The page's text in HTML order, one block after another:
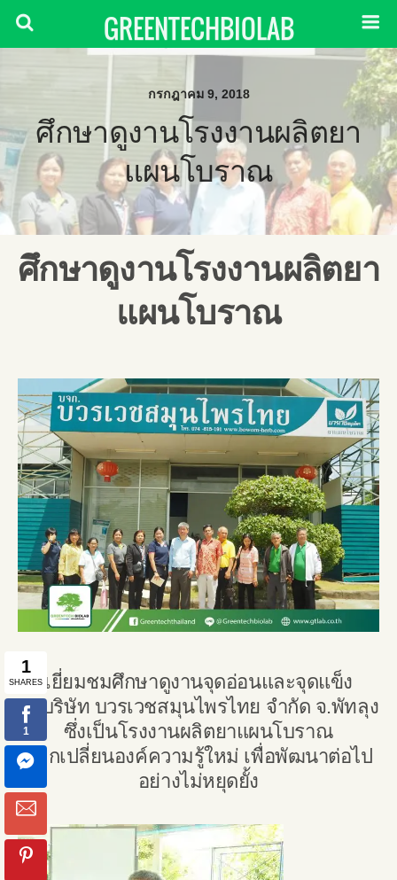
GREENTECHBIOLAB
กรกฎาคม 9, 2018
ศึกษาดูงานโรงงานผลิตยา
แผนโบราณ
ศึกษาดูงานโรงงานผลิตยา
แผนโบราณ
เยี่ยมชมศึกษาดูงานจุดอ่อนและจุดแข็ง
ณ บริษัท บวรเวชสมุนไพรไทย จำกัด จ.พัทลุง
ซึ่งเป็นโรงงานผลิตยาแผนโบราณ
แลกเปลี่ยนองค์ความรู้ใหม่ เพื่อพัฒนาต่อไป
อย่างไม่หยุดยั้ง